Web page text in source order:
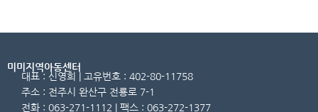
미미지역아동센터
대표 : 신영희 | 고유번호 : 402-80-11758
주소 : 전주시 완산구 전룡로 7-1
전화 : 063-271-1112 | 팩스 : 063-272-1377